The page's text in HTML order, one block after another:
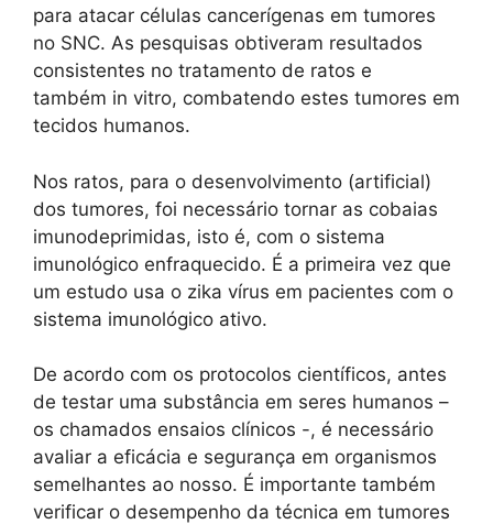
para atacar células cancerígenas em tumores
no SNC. As pesquisas obtiveram resultados
consistentes no tratamento de ratos e
também in vitro, combatendo estes tumores em
tecidos humanos.
Nos ratos, para o desenvolvimento (artificial)
dos tumores, foi necessário tornar as cobaias
imunodeprimidas, isto é, com o sistema
imunológico enfraquecido. É a primeira vez que
um estudo usa o zika vírus em pacientes com o
sistema imunológico ativo.
De acordo com os protocolos científicos, antes
de testar uma substância em seres humanos –
os chamados ensaios clínicos -, é necessário
avaliar a eficácia e segurança em organismos
semelhantes ao nosso. É importante também
verificar o desempenho da técnica em tumores